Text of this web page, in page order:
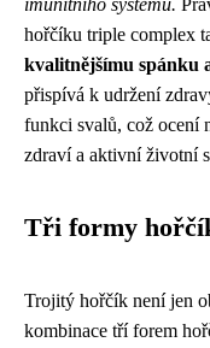
hořčíku triple complex
kvalitnějšímu spánku
přispívá k udržení
funkci svalů, což ocení
zdraví a aktivní životní
Tři formy
Trojitý hořčík není jen
kombinace tří forem